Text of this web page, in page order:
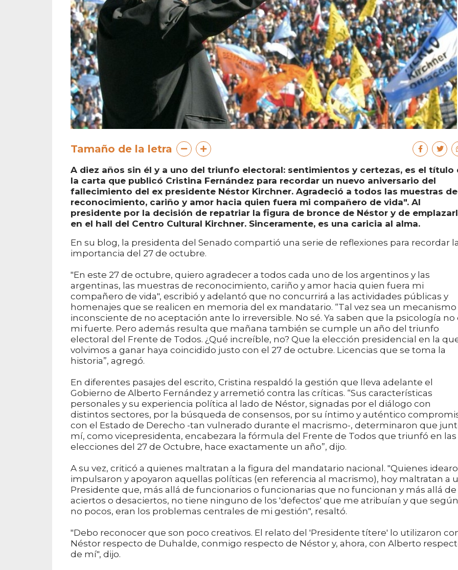
Tamaño de la letra
A diez años sin él y a uno del triunfo electoral: sentimientos y certezas, es el título
la carta que publicó Cristina Fernández para recordar un nuevo aniversario del
fallecimiento del ex presidente Néstor Kirchner. Agradeció a todos las muestras de
reconocimiento, cariño y amor hacia quien fuera mi compañero de vida". Al
presidente por la decisión de repatriar la figura de bronce de Néstor y de
en el hall del Centro Cultural Kirchner. Sinceramente, es una caricia al alma.
En su blog, la presidenta del Senado compartió una serie de reflexiones para recordar
importancia del 27 de octubre.
"En este 27 de octubre, quiero agradecer a todos cada uno de los argentinos y las
argentinas, las muestras de reconocimiento, cariño y amor hacia quien fuera mi
compañero de vida", escribió y adelantó que no concurrirá a las actividades públicas y
homenajes que se realicen en memoria del ex mandatario. “Tal vez sea un mecanismo
inconsciente de no aceptación ante lo irreversible. No sé. Ya saben que la psicología no
mi fuerte. Pero además resulta que mañana también se cumple un año del triunfo
electoral del Frente de Todos. ¿Qué increíble, no? Que la elección presidencial en la
volvimos a ganar haya coincidido justo con el 27 de octubre. Licencias que se toma la
historia”, agregó.
En diferentes pasajes del escrito, Cristina respaldó la gestión que lleva adelante el
Gobierno de Alberto Fernández y arremetió contra las críticas. “Sus características
personales y su experiencia política al lado de Néstor, signadas por el diálogo con
distintos sectores, por la búsqueda de consensos, por su íntimo y auténtico
con el Estado de Derecho -tan vulnerado durante el macrismo-, determinaron que
mí, como vicepresidenta, encabezara la fórmula del Frente de Todos que triunfó en las
elecciones del 27 de Octubre, hace exactamente un año”, dijo.
A su vez, criticó a quienes maltratan a la figura del mandatario nacional. "Quienes
impulsaron y apoyaron aquellas políticas (en referencia al macrismo), hoy maltratan a
Presidente que, más allá de funcionarios o funcionarias que no funcionan y más allá de
aciertos o desaciertos, no tiene ninguno de los 'defectos' que me atribuían y que
no pocos, eran los problemas centrales de mi gestión", resaltó.
"Debo reconocer que son poco creativos. El relato del 'Presidente títere' lo utilizaron
Néstor respecto de Duhalde, conmigo respecto de Néstor y, ahora, con Alberto
de mí", dijo.